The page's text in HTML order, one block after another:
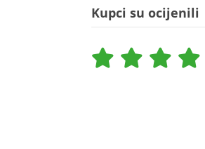
Kupci su ocijenili